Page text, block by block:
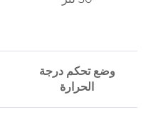
وضع تحكم درجة
الحرارة